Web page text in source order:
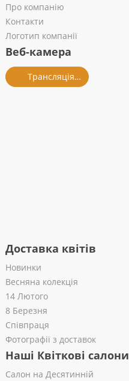
Про компанію
Контакти
Логотип компанії
Веб-камера
Трансляція із салону
Доставка квітів
Новинки
Весняна колекція
14 Лютого
8 Березня
Співпраця
Фотографії з доставок
Наші Квіткові салони
Салон на Десятинній